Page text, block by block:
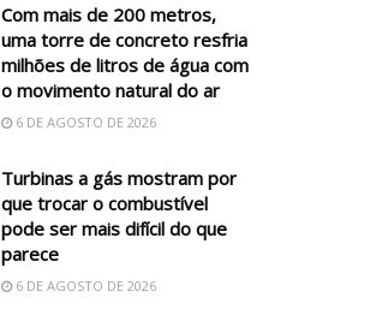
Com mais de 200 metros,
uma torre de concreto resfria
milhões de litros de água com
o movimento natural do ar
6 DE AGOSTO DE 2026
Turbinas a gás mostram por
que trocar o combustível
pode ser mais difícil do que
parece
6 DE AGOSTO DE 2026